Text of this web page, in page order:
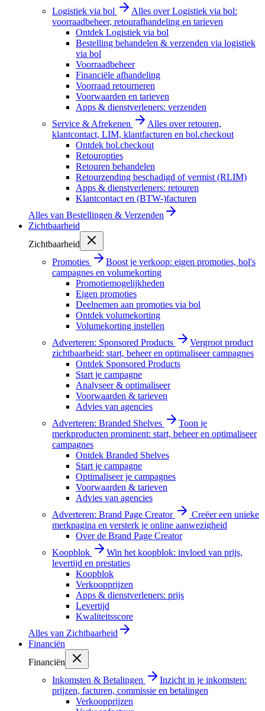
Logistiek via bol
Alles over Logistiek via bol:
voorraadbeheer, retourafhandeling en tarieven
Ontdek Logistiek via bol
Bestelling behandelen & verzenden via logistiek
via bol
Voorraadbeheer
Financiële afhandeling
Voorraad retourneren
Voorwaarden en tarieven
Apps & dienstverleners: verzenden
Service & Afrekenen
Alles over retouren,
klantcontact, LIM, klantfacturen en bol.checkout
Ontdek bol.checkout
Retouropties
Retouren behandelen
Retourzending beschadigd of vermist (RLIM)
Apps & dienstverleners: retouren
Klantcontact en (BTW-)facturen
Alles van Bestellingen & Verzenden
Zichtbaarheid
Zichtbaarheid
Promoties
Boost je verkoop: eigen promoties, bol's
campagnes en volumekorting
Promotiemogelijkheden
Eigen promoties
Deelnemen aan promoties via bol
Ontdek volumekorting
Volumekorting instellen
Adverteren: Sponsored Products
Vergroot product
zichtbaarheid: start, beheer en optimaliseer campagnes
Ontdek Sponsored Products
Start je campagne
Analyseer & optimaliseer
Voorwaarden & tarieven
Advies van agencies
Adverteren: Branded Shelves
Toon je
merkproducten prominent: start, beheer en optimaliseer
campagnes
Ontdek Branded Shelves
Start je campagne
Optimaliseer je campagnes
Voorwaarden & tarieven
Advies van agencies
Adverteren: Brand Page Creator
Creëer een unieke
merkpagina en versterk je online aanwezigheid
Over de Brand Page Creator
Koopblok
Win het koopblok: invloed van prijs,
levertijd en prestaties
Koopblok
Verkoopprijzen
Apps & dienstverleners: prijs
Levertijd
Kwaliteitsscore
Alles van Zichtbaarheid
Financiën
Financiën
Inkomsten & Betalingen
Inzicht in je inkomsten:
prijzen, facturen, commissie en betalingen
Verkoopprijzen